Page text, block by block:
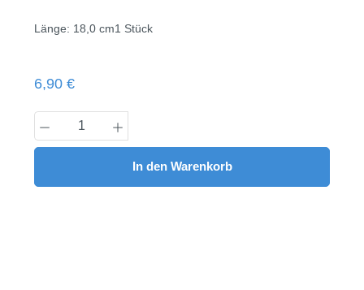
Länge: 18,0 cm1 Stück
Regulärer Preis:
6,90 €
Produkt Anzahl: Gib den gewünschten
In den Warenkorb